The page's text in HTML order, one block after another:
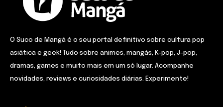
O Suco de Mangá é o seu portal definitivo sobre cultura pop
asiática e geek! Tudo sobre animes, mangás, K-pop, J-pop,
dramas, games e muito mais em um só lugar. Acompanhe
novidades, reviews e curiosidades diárias. Experimente!